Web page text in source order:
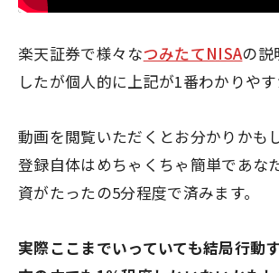
楽天証券で様々なつみたてNISAの説
したが個人的に上記が1番わかりやす
動画を閲覧いただくとお分かりかも
登録自体はめちゃくちゃ簡単であな
資がたったの5分程度で済みます。
実際ここまでいっていても結局行動